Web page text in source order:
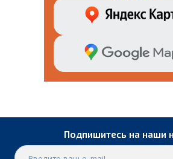
Подпишитесь на наши